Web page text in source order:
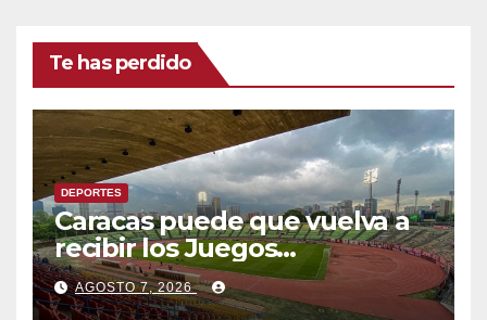
Te has perdido
DEPORTES
Caracas puede que vuelva a
recibir los Juegos
Centroamericanos y del
Caribe tras mas de 70 años
AGOSTO 7, 2026